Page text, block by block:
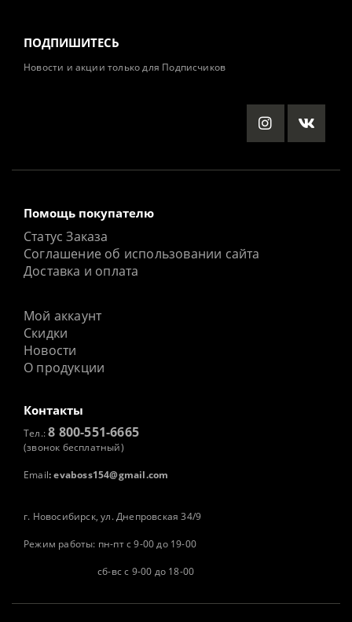
ПОДПИШИТЕСЬ
Новости и акции только для Подписчиков
Помощь покупателю
Статус Заказа
Соглашение об использовании сайта
Доставка и оплата
Мой аккаунт
Скидки
Новости
О продукции
Контакты
Тел.:8 800-551-6665
(звонок бесплатный)
Email: evaboss154@gmail.com
г. Новосибирск, ул. Днепровская 34/9
Режим работы: пн-пт с 9-00 до 19-00
сб-вс с 9-00 до 18-00